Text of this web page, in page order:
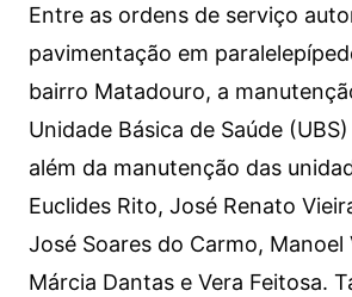
Entre as ordens de serviço
pavimentação em
bairro Matadouro, a
Unidade Básica de Saúde
além da manutenção das
Euclides Rito, José Renato
José Soares do Carmo, Manoel
Márcia Dantas e Vera Feitosa.